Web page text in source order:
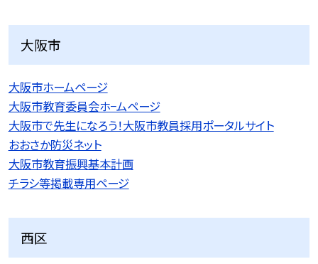
大阪市
大阪市ホームページ
大阪市教育委員会ホ−ムページ
大阪市で先生になろう！大阪市教員採用ポータルサイト
おおさか防災ネット
大阪市教育振興基本計画
チラシ等掲載専用ページ
西区